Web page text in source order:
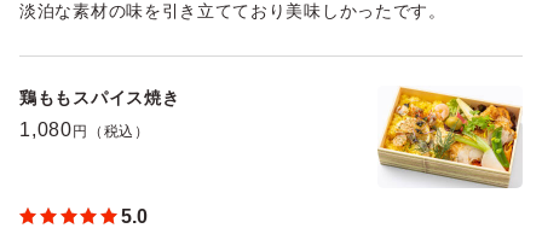
淡泊な素材の味を引き立てており美味しかったです。
鶏ももスパイス焼き
1,080 円（税込）
5.0